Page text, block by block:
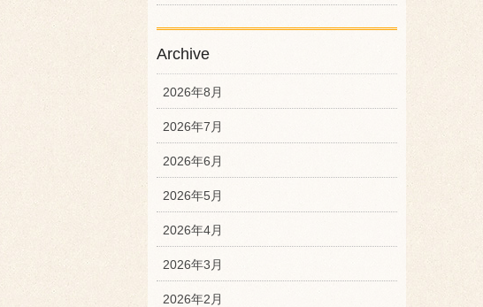
Archive
2026年8月
2026年7月
2026年6月
2026年5月
2026年4月
2026年3月
2026年2月